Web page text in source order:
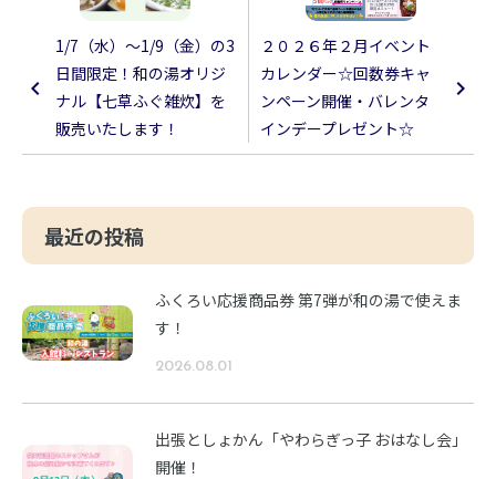
1/7（水）～1/9（金）の3
日間限定！和の湯オリジ
ナル【七草ふぐ雑炊】を
販売いたします！
２０２６年２月イベント
カレンダー☆回数券キャ
ンペーン開催・バレンタ
インデープレゼント☆
最近の投稿
ふくろい応援商品券 第7弾が和の湯で使えま
す！
2026.08.01
出張としょかん「やわらぎっ子 おはなし会」
開催！